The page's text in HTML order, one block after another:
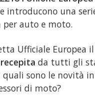
introducono una
per auto e moto.
Ufficiale Europea
recepita da tutti gli
quali sono le novità
di moto?